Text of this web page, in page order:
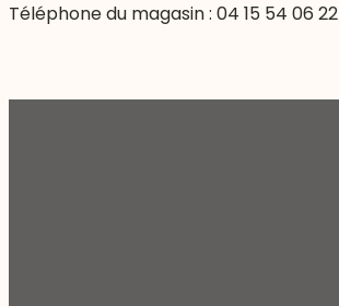
Téléphone du magasin : 04 15 54 06 22